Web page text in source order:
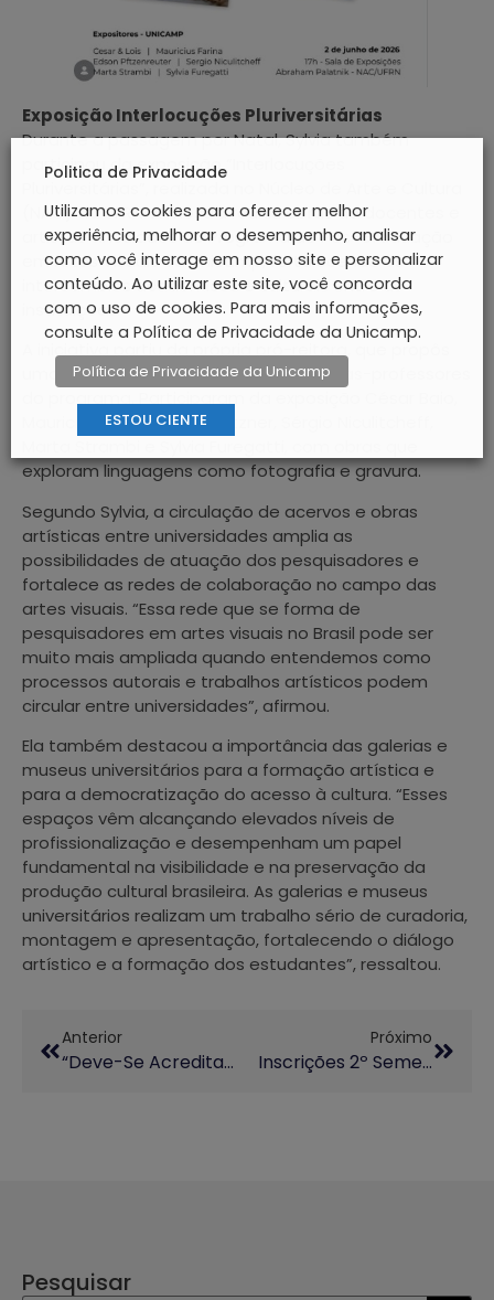
Exposição Interlocuções Pluriversitárias
Durante a passagem por Natal, Sylvia também
participou da exposição “Interlocuções
(NAC) da UFRN. A mostra reuniu obras de docentes e
artistas vinculados ao Programa de Pós-Graduação
em Artes Visuais da Unicamp, fortalecendo os
intercâmbios acadêmicos e culturais entre as
instituições.
A iniciativa partiu da própria pró-reitora, que propôs
uma curadoria com trabalhos de artistas-professores
do programa. Participaram da exposição César Baio,
Mauricius Farina, Edson Pfitzner, Sérgio Niculitcheff,
exploram linguagens como fotografia e gravura.
Segundo Sylvia, a circulação de acervos e obras
artísticas entre universidades amplia as
possibilidades de atuação dos pesquisadores e
fortalece as redes de colaboração no campo das
artes visuais. “Essa rede que se forma de
pesquisadores em artes visuais no Brasil pode ser
muito mais ampliada quando entendemos como
processos autorais e trabalhos artísticos podem
circular entre universidades”, afirmou.
Ela também destacou a importância das galerias e
museus universitários para a formação artística e
para a democratização do acesso à cultura. “Esses
espaços vêm alcançando elevados níveis de
profissionalização e desempenham um papel
fundamental na visibilidade e na preservação da
produção cultural brasileira. As galerias e museus
universitários realizam um trabalho sério de curadoria,
montagem e apresentação, fortalecendo o diálogo
artístico e a formação dos estudantes”, ressaltou.
Anterior
“Deve-Se Acreditar Em Cuba”
Próximo
Inscrições 2º Semestre: Programa UniversIDADE!
Pesquisar
Politica de Privacidade
Utilizamos cookies para oferecer melhor
experiência, melhorar o desempenho, analisar
como você interage em nosso site e personalizar
conteúdo. Ao utilizar este site, você concorda
com o uso de cookies. Para mais informações,
consulte a Política de Privacidade da Unicamp.
Política de Privacidade da Unicamp
ESTOU CIENTE